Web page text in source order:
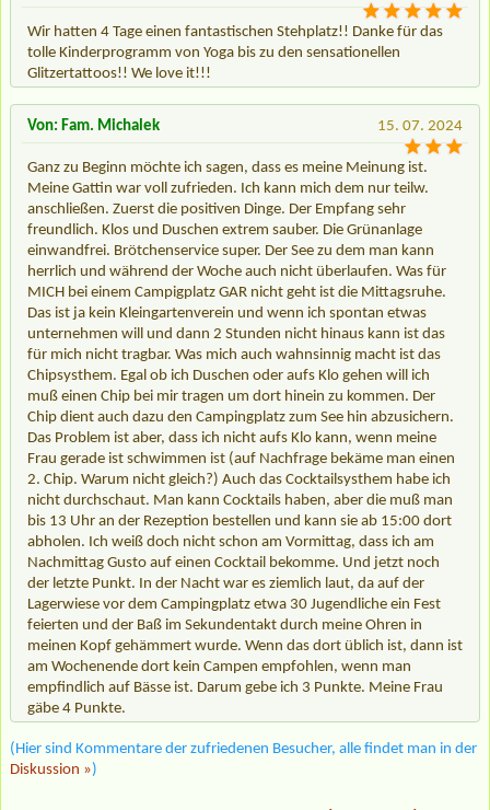
Wir hatten 4 Tage einen fantastischen Stehplatz!! Danke für das
tolle Kinderprogramm von Yoga bis zu den sensationellen
Glitzertattoos!! We love it!!!
15. 07. 2024
Von: Fam. Michalek
Ganz zu Beginn möchte ich sagen, dass es meine Meinung ist.
Meine Gattin war voll zufrieden. Ich kann mich dem nur teilw.
anschließen. Zuerst die positiven Dinge. Der Empfang sehr
freundlich. Klos und Duschen extrem sauber. Die Grünanlage
einwandfrei. Brötchenservice super. Der See zu dem man kann
herrlich und während der Woche auch nicht überlaufen. Was für
MICH bei einem Campigplatz GAR nicht geht ist die Mittagsruhe.
Das ist ja kein Kleingartenverein und wenn ich spontan etwas
unternehmen will und dann 2 Stunden nicht hinaus kann ist das
für mich nicht tragbar. Was mich auch wahnsinnig macht ist das
Chipsysthem. Egal ob ich Duschen oder aufs Klo gehen will ich
muß einen Chip bei mir tragen um dort hinein zu kommen. Der
Chip dient auch dazu den Campingplatz zum See hin abzusichern.
Das Problem ist aber, dass ich nicht aufs Klo kann, wenn meine
Frau gerade ist schwimmen ist (auf Nachfrage bekäme man einen
2. Chip. Warum nicht gleich?) Auch das Cocktailsysthem habe ich
nicht durchschaut. Man kann Cocktails haben, aber die muß man
bis 13 Uhr an der Rezeption bestellen und kann sie ab 15:00 dort
abholen. Ich weiß doch nicht schon am Vormittag, dass ich am
Nachmittag Gusto auf einen Cocktail bekomme. Und jetzt noch
der letzte Punkt. In der Nacht war es ziemlich laut, da auf der
Lagerwiese vor dem Campingplatz etwa 30 Jugendliche ein Fest
feierten und der Baß im Sekundentakt durch meine Ohren in
meinen Kopf gehämmert wurde. Wenn das dort üblich ist, dann ist
am Wochenende dort kein Campen empfohlen, wenn man
empfindlich auf Bässe ist. Darum gebe ich 3 Punkte. Meine Frau
gäbe 4 Punkte.
(Hier sind Kommentare der zufriedenen Besucher, alle findet man in der
Diskussion »)